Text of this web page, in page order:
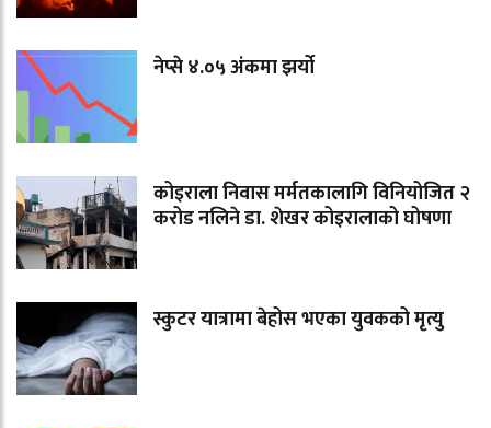
नेप्से ४.०५ अंकमा झर्यो
कोइराला निवास मर्मतकालागि विनियोजित २
करोड नलिने डा. शेखर कोइरालाको घोषणा
स्कुटर यात्रामा बेहोस भएका युवकको मृत्यु